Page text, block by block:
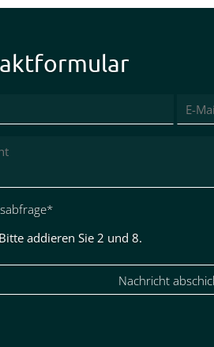
*
Bitte addieren Sie 2 und 8.
Nachricht